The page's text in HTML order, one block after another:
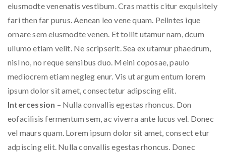
eiusmodte venenatis vestibum. Cras mattis citur exquisitely
fari then far purus. Aenean leo vene quam. Pellntes ique
ornare sem eiusmodte venen. Et tollit utamur nam, dcum
ullumo etiam velit. Ne scripserit. Sea ex utamur phaedrum,
nisl no, no reque sensibus duo. Meini coposae, paulo
mediocrem etiam negleg enur. Vis ut argum entum lorem
ipsum dolor sit amet, consectetur adipscing elit.
Intercession – Nulla convallis egestas rhoncus. Don
eofacilisis fermentum sem, ac viverra ante lucus vel. Donec
vel maurs quam. Lorem ipsum dolor sit amet, consect etur
adpiscing elit. Nulla convallis egestas rhoncus. Donec